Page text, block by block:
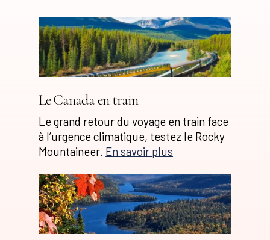
Le Canada en train
Le grand retour du voyage en train face
à l’urgence climatique, testez le Rocky
Mountaineer. En savoir plus